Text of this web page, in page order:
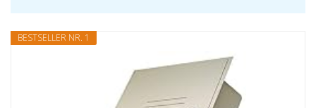
BESTSELLER NR. 1